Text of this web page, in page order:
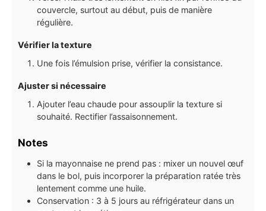
couvercle, surtout au début, puis de manière
régulière.
Vérifier la texture
Une fois l’émulsion prise, vérifier la consistance.
Ajuster si nécessaire
Ajouter l’eau chaude pour assouplir la texture si
souhaité. Rectifier l’assaisonnement.
Notes
Si la mayonnaise ne prend pas : mixer un nouvel œuf
dans le bol, puis incorporer la préparation ratée très
lentement comme une huile.
Conservation : 3 à 5 jours au réfrigérateur dans un